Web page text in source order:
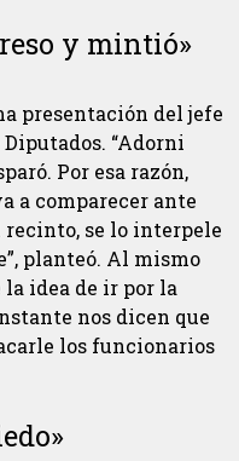
y mintió»
presentación del jefe
“Adorni
Por esa razón,
a comparecer ante
recinto, se lo interpele
planteó. Al mismo
la idea de ir por la
nos dicen que
los funcionarios